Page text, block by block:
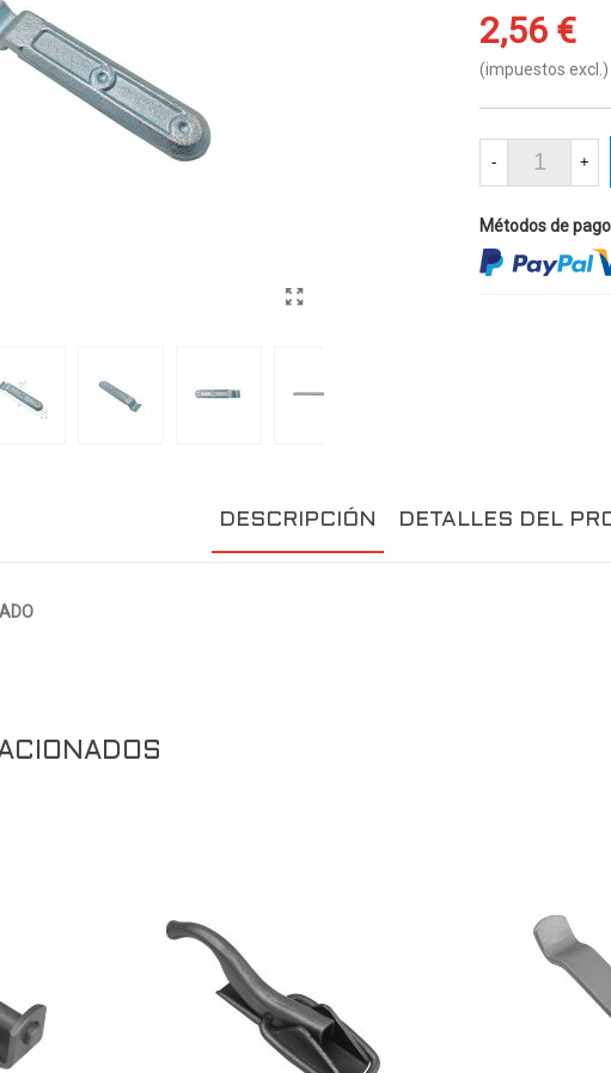
2,56 €
(impuestos excl.)
- +
Métodos de
DESCRIPCIÓN DETALLES DEL